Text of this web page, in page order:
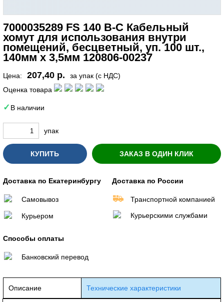
7000035289 FS 140 B-C Кабельный
хомут для использования внутри
помещений, бесцветный, уп. 100 шт.,
140мм х 3,5мм 120806-00237
Цена: 207,40 р.
за упак (с НДС)
Оценка товара
В наличии
упак
КУПИТЬ ЗАКАЗ В ОДИН КЛИК
Доставка по Екатеринбургу
Самовывоз
Курьером
Доставка по России
Транспортной компанией
Курьерскими службами
Способы оплаты
Банковский перевод
Описание Технические характеристики